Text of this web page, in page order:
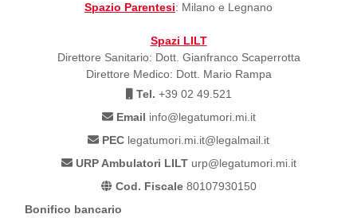
Spazio Parentesi: Milano e Legnano
Spazi LILT
Direttore Sanitario: Dott. Gianfranco Scaperrotta
Direttore Medico: Dott. Mario Rampa
Tel. +39 02 49.521
Email info@legatumori.mi.it
PEC legatumori.mi.it@legalmail.it
URP Ambulatori LILTurp@legatumori.mi.it
Cod. Fiscale80107930150
Bonifico bancario